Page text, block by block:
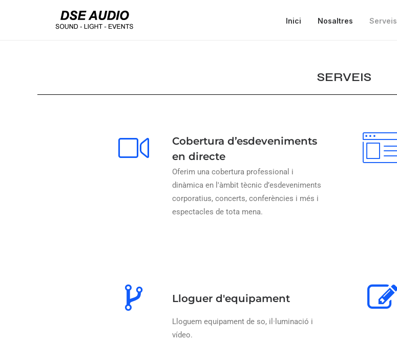
Inici Nosaltres Serveis
SERVEIS
Cobertura d’esdeveniments
en directe
Oferim una cobertura professional i
dinàmica en l'àmbit tècnic d’esdeveniments
corporatius, concerts, conferències i més i
espectacles de tota mena.
Lloguer d'equipament
Lloguem equipament de so, il·luminació i
vídeo.